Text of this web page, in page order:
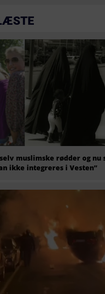
muslimske rødder og nu
ikke integreres i Vesten”